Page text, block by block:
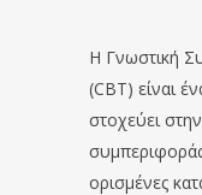
Η Γνωστική
(CBT) είναι
στοχεύει
ορισμένες